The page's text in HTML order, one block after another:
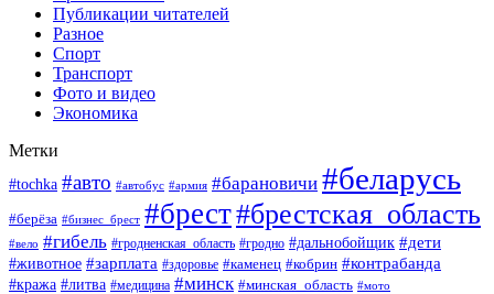
Публикации читателей
Разное
Спорт
Транспорт
Фото и видео
Экономика
Метки
#tochka #авто #автобус #армия #барановичи #беларусь
#берёза #бизнес_брест #брест#брестская_область
#вело #гибель #гродненская_область #гродно #дальнобойщик #дети
#животное #зарплата #здоровье #каменец #кобрин #контрабанда
#кража #литва #медицина #минск #минская_область #мото